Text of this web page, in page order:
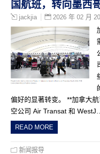
国航班，转向墨西
jackjia 2026 年 02 月
偏好的显著转变。 **加拿大
空公司 Air Transat 和 WestJ…
READ MORE
新闻报导